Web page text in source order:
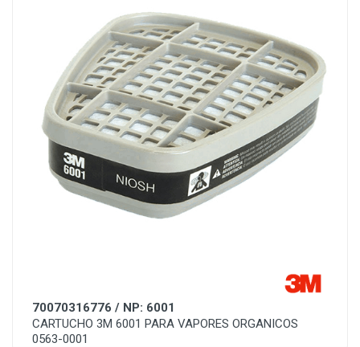
70070316776 / NP: 6001
CARTUCHO 3M 6001 PARA VAPORES ORGANICOS
0563-0001